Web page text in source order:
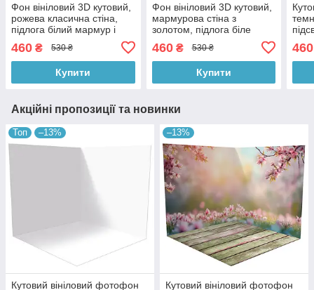
Фон вініловий 3D кутовий,
рожева класична стіна,
підлога білий мармур і
№58260
460 ₴ 530 ₴
Купити
Фон вініловий 3D кутовий,
мармурова стіна з
золотом, підлога біле
дерево і світлий мармур,
50×50 см, №58170
460₴ 530 ₴
Купити
460
Акційні пропозиції та новинки
Топ –13%
Кутовий вініловий фотофон
–13%
Кутовий вініловий фотофон